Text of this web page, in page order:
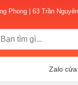
Phong | 63 Trần
Zalo